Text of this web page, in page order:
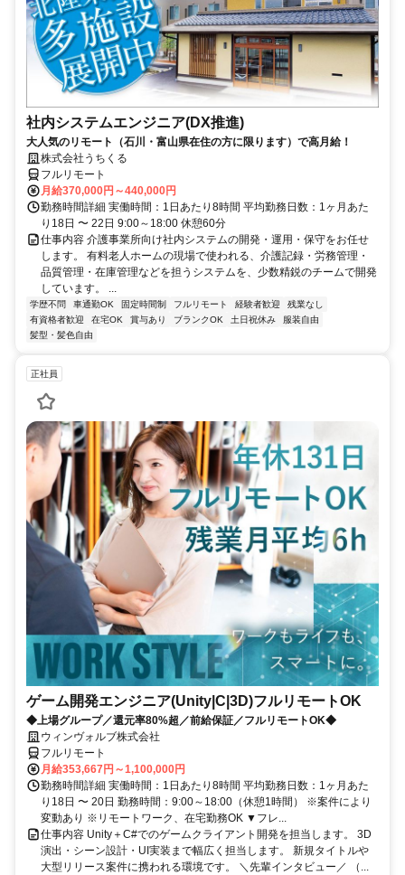
社内システムエンジニア(DX推進)
大人気のリモート（石川・富山県在住の方に限ります）で高月給！
株式会社うちくる
フルリモート
月給370,000円～440,000円
勤務時間詳細 実働時間：1日あたり8時間 平均勤務日数：1ヶ月あた
り18日 〜 22日 9:00～18:00 休憩60分
仕事内容 介護事業所向け社内システムの開発・運用・保守をお任せ
します。 有料老人ホームの現場で使われる、介護記録・労務管理・
品質管理・在庫管理などを担うシステムを、少数精鋭のチームで開発
しています。 ...
学歴不問 車通勤OK 固定時間制 フルリモート 経験者歓迎
残業なし
有資格者歓迎
在宅OK 賞与あり ブランクOK 土日祝休み
服装自由
髪型・髪色自由
正社員
ゲーム開発エンジニア(Unity|C|3D)フルリモートOK
◆上場グループ／還元率80%超／前給保証／フルリモートOK◆
ウィンヴォルブ株式会社
フルリモート
月給353,667円～1,100,000円
勤務時間詳細 実働時間：1日あたり8時間 平均勤務日数：1ヶ月あた
り18日 〜 20日 勤務時間：9:00～18:00（休憩1時間） ※案件により
変動あり ※リモートワーク、在宅勤務OK ▼フレ...
仕事内容 Unity＋C#でのゲームクライアント開発を担当します。 3D
演出・シーン設計・UI実装まで幅広く担当します。 新規タイトルや
大型リリース案件に携われる環境です。 ＼先輩インタビュー／ （...